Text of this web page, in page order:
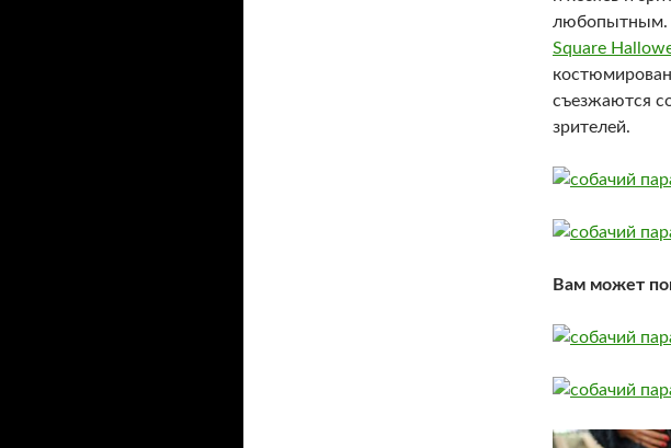
любопытным.
Square
съезжаются
зрителей.
Вам может